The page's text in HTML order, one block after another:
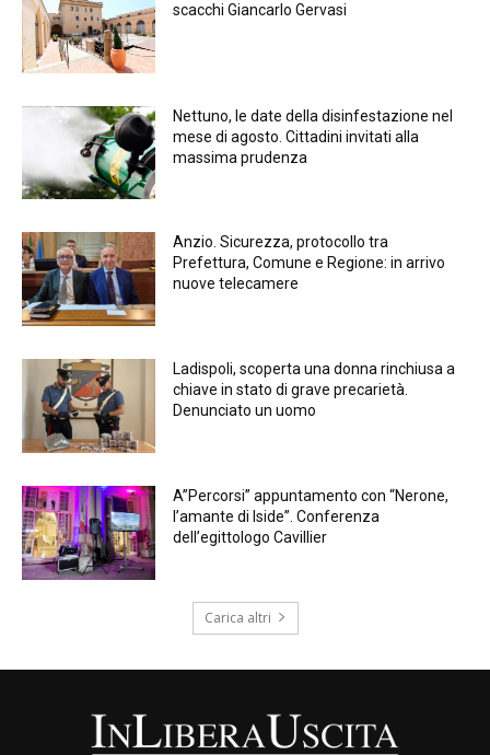
scacchi Giancarlo Gervasi
Nettuno, le date della disinfestazione nel
mese di agosto. Cittadini invitati alla
massima prudenza
Anzio. Sicurezza, protocollo tra
Prefettura, Comune e Regione: in arrivo
nuove telecamere
Ladispoli, scoperta una donna rinchiusa a
chiave in stato di grave precarietà.
Denunciato un uomo
A”Percorsi” appuntamento con “Nerone,
l’amante di Iside”. Conferenza
dell’egittologo Cavillier
Carica altri